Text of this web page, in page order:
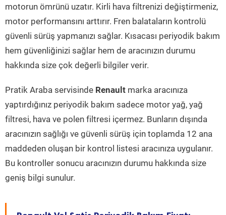
motorun ömrünü uzatır. Kirli hava filtrenizi değiştirmeniz,
motor performansını arttırır. Fren balataların kontrolü
güvenli sürüş yapmanızı sağlar. Kısacası periyodik bakım
hem güvenliğinizi sağlar hem de aracınızın durumu
hakkında size çok değerli bilgiler verir.
Pratik Araba servisinde Renault marka aracınıza
yaptırdığınız periyodik bakım sadece motor yağ, yağ
filtresi, hava ve polen filtresi içermez. Bunların dışında
aracınızın sağlığı ve güvenli sürüş için toplamda 12 ana
maddeden oluşan bir kontrol listesi aracınıza uygulanır.
Bu kontroller sonucu aracınızın durumu hakkında size
geniş bilgi sunulur.